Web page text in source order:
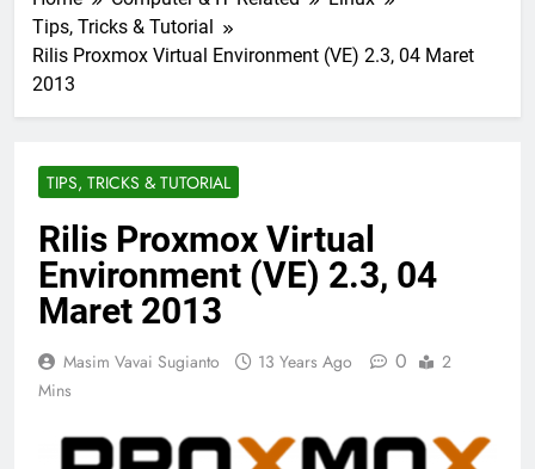
Tips, Tricks & Tutorial
Rilis Proxmox Virtual Environment (VE) 2.3, 04 Maret
2013
TIPS, TRICKS & TUTORIAL
Rilis Proxmox Virtual
Environment (VE) 2.3, 04
Maret 2013
Masim Vavai Sugianto 13 Years Ago 0
2
Mins